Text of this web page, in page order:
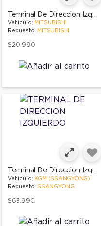
Terminal De Direccion Izquierdo
Vehículo: MITSUBISHI
Repuesto: MITSUBISHI
$20.990
Terminal De Direccion Izquierdo
Vehículo: KGM (SSANGYONG)
Repuesto: SSANGYONG
$63.990